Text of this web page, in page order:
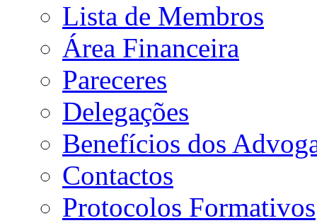
Lista de Membros
Área Financeira
Pareceres
Delegações
Benefícios dos
Contactos
Protocolos Formativos